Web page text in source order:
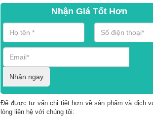
Nhận Giá Tốt Hơn
Nhận ngay
Để được tư vấn chi tiết hơn về sản phẩm và dịch
lòng liên hệ với chúng tôi: